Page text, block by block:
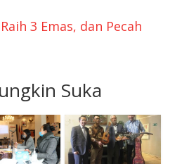
3 Emas, dan Pecah
Suka